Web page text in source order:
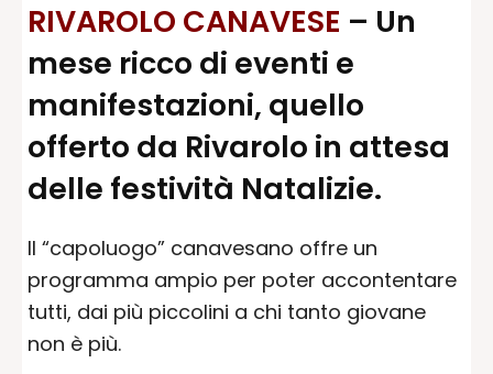
Condizioni di utilizzo
Normativa sul fact-checking
Normativa sulle correzioni
Normativa deontologica
RIVAROLO CANAVESE – Un
mese ricco di eventi e
manifestazioni, quello
offerto da Rivarolo in attesa
delle festività Natalizie.
Il “capoluogo” canavesano offre un
programma ampio per poter accontentare
tutti, dai più piccolini a chi tanto giovane
non è più.